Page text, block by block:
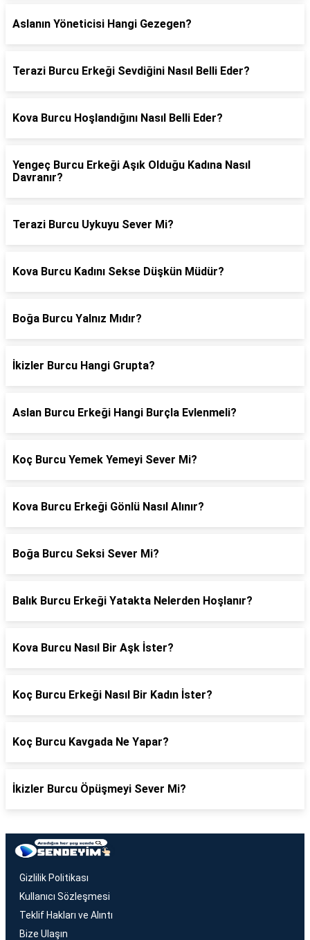
Aslanın Yöneticisi Hangi Gezegen?
Terazi Burcu Erkeği Sevdiğini Nasıl Belli Eder?
Kova Burcu Hoşlandığını Nasıl Belli Eder?
Yengeç Burcu Erkeği Aşık Olduğu Kadına Nasıl
Davranır?
Terazi Burcu Uykuyu Sever Mi?
Kova Burcu Kadını Sekse Düşkün Müdür?
Boğa Burcu Yalnız Mıdır?
İkizler Burcu Hangi Grupta?
Aslan Burcu Erkeği Hangi Burçla Evlenmeli?
Koç Burcu Yemek Yemeyi Sever Mi?
Kova Burcu Erkeği Gönlü Nasıl Alınır?
Boğa Burcu Seksi Sever Mi?
Balık Burcu Erkeği Yatakta Nelerden Hoşlanır?
Kova Burcu Nasıl Bir Aşk İster?
Koç Burcu Erkeği Nasıl Bir Kadın İster?
Koç Burcu Kavgada Ne Yapar?
İkizler Burcu Öpüşmeyi Sever Mi?
Gizlilik Politikası
Kullanıcı Sözleşmesi
Teklif Hakları ve Alıntı
Bize Ulaşın